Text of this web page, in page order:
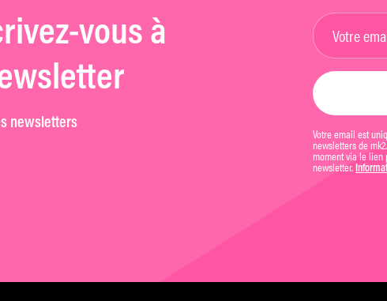
vous à
newsletters
Votre email est
newsletters de
moment via le lien
newsletter.